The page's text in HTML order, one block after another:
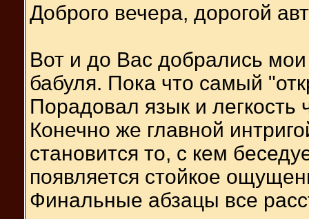
Доброго вечера, дорогой
Вот и до Вас добрались
бабуля. Пока что самый
Порадовал язык и легкость
Конечно же главной
становится то, с кем
появляется стойкое
Финальные абзацы все